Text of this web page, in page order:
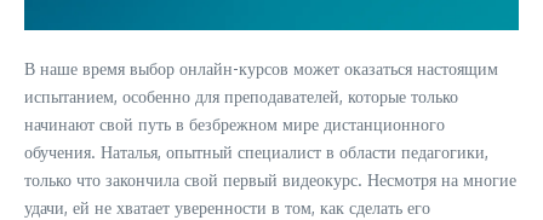
В наше время выбор онлайн-курсов может оказаться настоящим
испытанием, особенно для преподавателей, которые только
начинают свой путь в безбрежном мире дистанционного
обучения. Наталья, опытный специалист в области педагогики,
только что закончила свой первый видеокурс. Несмотря на многие
удачи, ей не хватает уверенности в том, как сделать его